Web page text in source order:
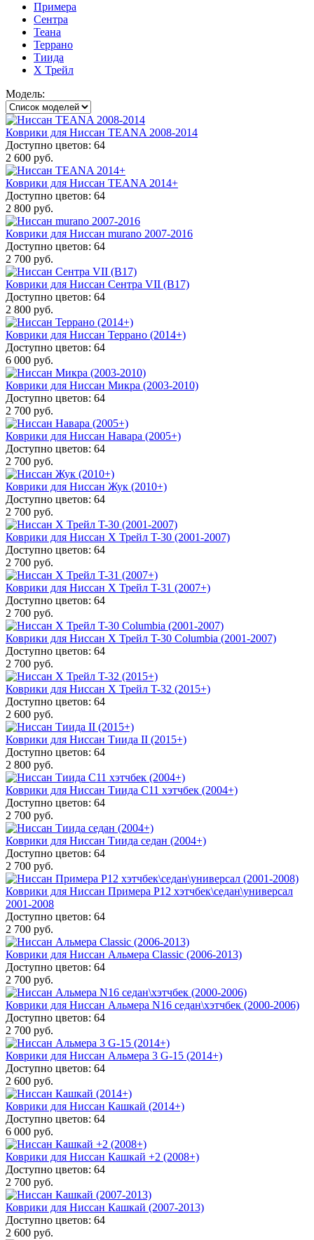
Примера
Сентра
Теана
Террано
Тиида
Х Трейл
Модель:
Коврики для Ниссан TEANA 2008-2014
Доступно цветов: 64
2 600 руб.
Коврики для Ниссан TEANA 2014+
Доступно цветов: 64
2 800 руб.
Коврики для Ниссан murano 2007-2016
Доступно цветов: 64
2 700 руб.
Коврики для Ниссан Сентра VII (B17)
Доступно цветов: 64
2 800 руб.
Коврики для Ниссан Террано (2014+)
Доступно цветов: 64
6 000 руб.
Коврики для Ниссан Микра (2003-2010)
Доступно цветов: 64
2 700 руб.
Коврики для Ниссан Навара (2005+)
Доступно цветов: 64
2 700 руб.
Коврики для Ниссан Жук (2010+)
Доступно цветов: 64
2 700 руб.
Коврики для Ниссан Х Трейл T-30 (2001-2007)
Доступно цветов: 64
2 700 руб.
Коврики для Ниссан Х Трейл T-31 (2007+)
Доступно цветов: 64
2 700 руб.
Коврики для Ниссан Х Трейл T-30 Columbia (2001-2007)
Доступно цветов: 64
2 700 руб.
Коврики для Ниссан Х Трейл T-32 (2015+)
Доступно цветов: 64
2 600 руб.
Коврики для Ниссан Тиида II (2015+)
Доступно цветов: 64
2 800 руб.
Коврики для Ниссан Тиида С11 хэтчбек (2004+)
Доступно цветов: 64
2 700 руб.
Коврики для Ниссан Тиида седан (2004+)
Доступно цветов: 64
2 700 руб.
Коврики для Ниссан Примера P12 хэтчбек\седан\универсал
2001-2008
Доступно цветов: 64
2 700 руб.
Коврики для Ниссан Альмера Classic (2006-2013)
Доступно цветов: 64
2 700 руб.
Коврики для Ниссан Альмера N16 седан\хэтчбек (2000-2006)
Доступно цветов: 64
2 700 руб.
Коврики для Ниссан Альмера 3 G-15 (2014+)
Доступно цветов: 64
2 600 руб.
Коврики для Ниссан Кашкай (2014+)
Доступно цветов: 64
6 000 руб.
Коврики для Ниссан Кашкай +2 (2008+)
Доступно цветов: 64
2 700 руб.
Коврики для Ниссан Кашкай (2007-2013)
Доступно цветов: 64
2 600 руб.